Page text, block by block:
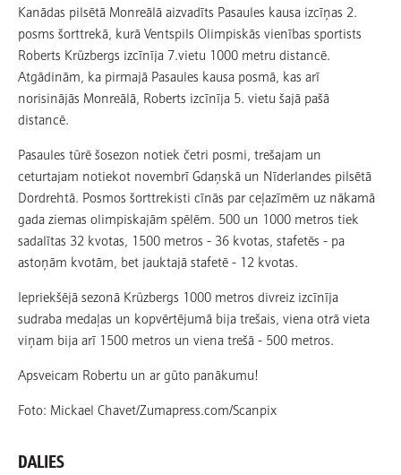
Kanādas pilsētā Monreālā aizvadīts Pasaules kausa izcīņas 2.
posms šorttrekā, kurā Ventspils Olimpiskās vienības sportists
Roberts Krūzbergs izcīnīja 7.vietu 1000 metru distancē.
Atgādinām, ka pirmajā Pasaules kausa posmā, kas arī
norisinājās Monreālā, Roberts izcīnīja 5. vietu šajā pašā
distancē.
Pasaules tūrē šosezon notiek četri posmi, trešajam un
ceturtajam notiekot novembrī Gdaņskā un Nīderlandes pilsētā
Dordrehtā. Posmos šorttrekisti cīnās par ceļazīmēm uz nākamā
gada ziemas olimpiskajām spēlēm. 500 un 1000 metros tiek
sadalītas 32 kvotas, 1500 metros - 36 kvotas, stafetēs - pa
astoņām kvotām, bet jauktajā stafetē - 12 kvotas.
Iepriekšējā sezonā Krūzbergs 1000 metros divreiz izcīnīja
sudraba medaļas un kopvērtējumā bija trešais, viena otrā vieta
viņam bija arī 1500 metros un viena trešā - 500 metros.
Apsveicam Robertu un ar gūto panākumu!
Foto: Mickael Chavet/Zumapress.com/Scanpix
DALIES